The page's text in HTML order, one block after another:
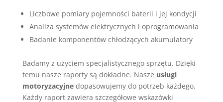
Liczbowe pomiary pojemności baterii i jej kondycji
Analiza systemów elektrycznych i oprogramowania
Badanie komponentów chłodzących akumulatory
Badamy z użyciem specjalistycznego sprzętu. Dzięki
temu nasze raporty są dokładne. Nasze usługi
motoryzacyjnedopasowujemy do potrzeb każdego.
Każdy raport zawiera szczegółowe wskazówki